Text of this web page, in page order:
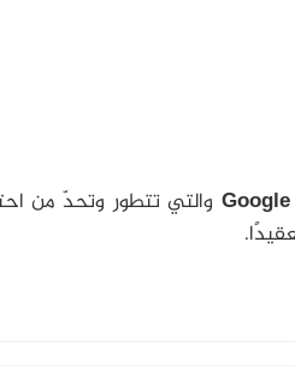
والتي تتطور وتحدّ من